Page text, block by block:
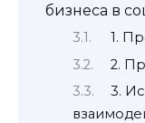
бизнеса в
1.
2.
3.